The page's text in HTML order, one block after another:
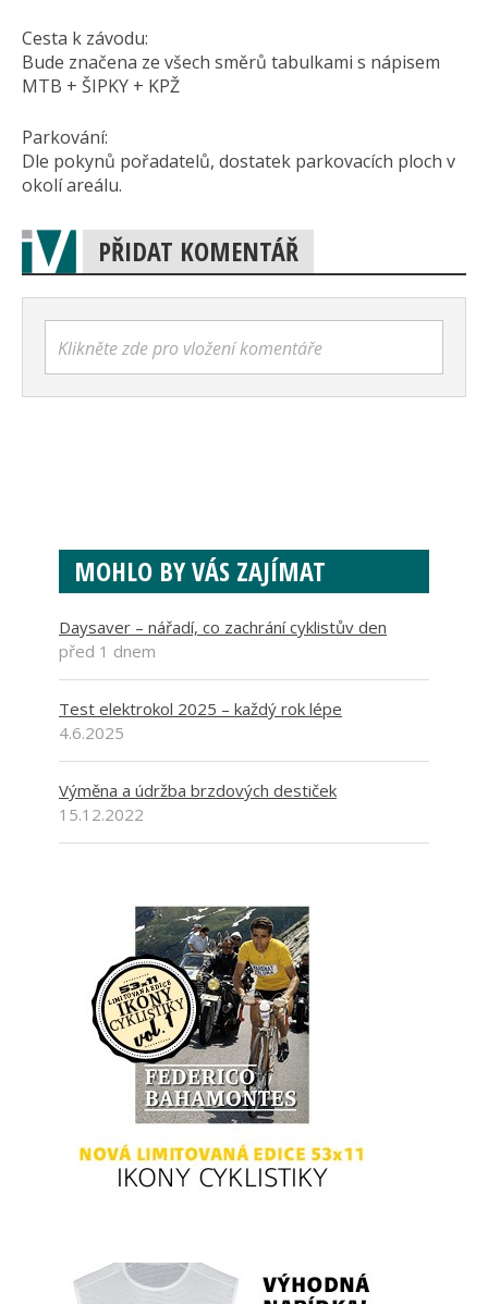
Cesta k závodu:
Bude značena ze všech směrů tabulkami s nápisem
MTB + ŠIPKY + KPŽ
Parkování:
Dle pokynů pořadatelů, dostatek parkovacích ploch v
okolí areálu.
PŘIDAT KOMENTÁŘ
Klikněte zde pro vložení komentáře
MOHLO BY VÁS ZAJÍMAT
Daysaver – nářadí, co zachrání cyklistův den
před 1 dnem
Test elektrokol 2025 – každý rok lépe
4.6.2025
Výměna a údržba brzdových destiček
15.12.2022